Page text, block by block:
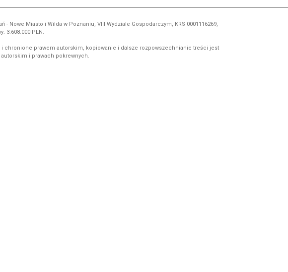
Nowe Miasto i Wilda w Poznaniu, VIII Wydziale Gospodarczym, KRS 0001116269,
3.608.000 PLN.
chronione prawem autorskim, kopiowanie i dalsze rozpowszechnianie treści jest
i prawach pokrewnych.